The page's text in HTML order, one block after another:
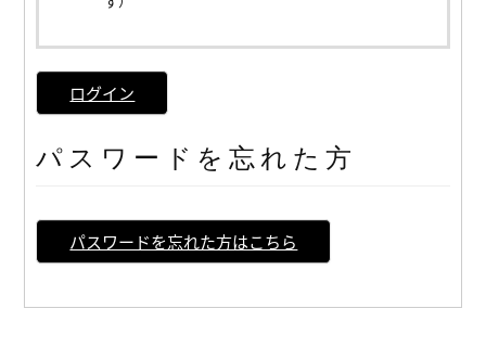
ログイン
パスワードを忘れた方
パスワードを忘れた方はこちら